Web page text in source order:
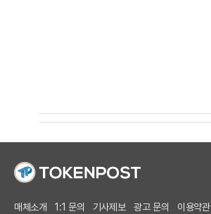
매체소개 1:1 문의 기사제보 광고 문의 이용약관